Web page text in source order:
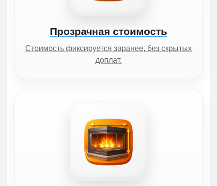
Прозрачная стоимость
Стоимость фиксируется заранее, без скрытых
доплат.